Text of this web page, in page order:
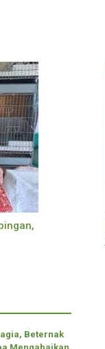
Beternak